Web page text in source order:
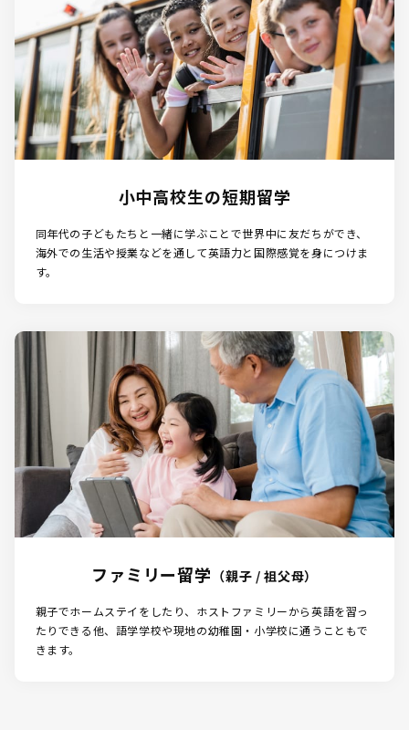
小中高校生の短期留学
同年代の子どもたちと一緒に学ぶことで世界中に友だちができ、
海外での⽣活や授業などを通して英語力と国際感覚を身につけま
す。
ファミリー留学 （親子 / 祖父母）
親子でホームステイをしたり、ホストファミリーから英語を習っ
たりできる他、語学学校や現地の幼稚園・小学校に通うこともで
きます。